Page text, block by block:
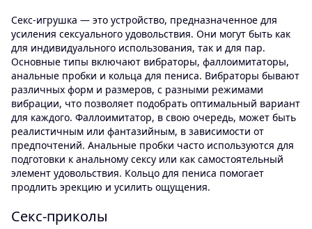
Секс-игрушка — это устройство, предназначенное для
усиления сексуального удовольствия. Они могут быть как
для индивидуального использования, так и для пар.
Основные типы включают вибраторы, фаллоимитаторы,
анальные пробки и кольца для пениса. Вибраторы бывают
различных форм и размеров, с разными режимами
вибрации, что позволяет подобрать оптимальный вариант
для каждого. Фаллоимитатор, в свою очередь, может быть
реалистичным или фантазийным, в зависимости от
предпочтений. Анальные пробки часто используются для
подготовки к анальному сексу или как самостоятельный
элемент удовольствия. Кольцо для пениса помогает
продлить эрекцию и усилить ощущения.
Секс-приколы